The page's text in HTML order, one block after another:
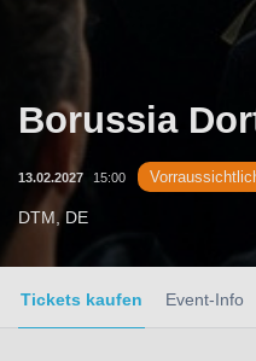
Borussia
13.02.2027 15:00
DTM, DE
Tickets kaufen Event-Info